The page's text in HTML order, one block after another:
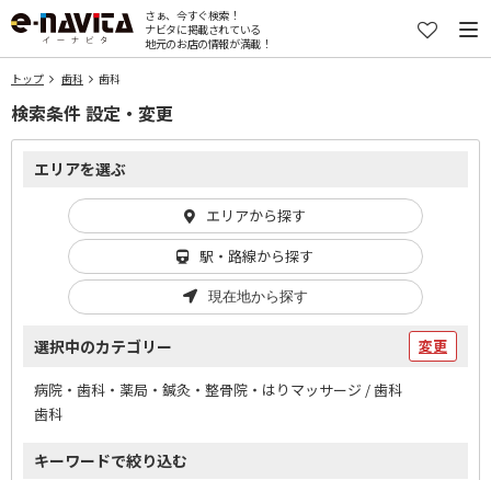
さぁ、今すぐ検索！
ナビタに掲載されている
地元のお店の情報が満載！
トップ 歯科 歯科
検索条件 設定・変更
エリアを選ぶ
エリアから探す
駅・路線から探す
現在地から探す
選択中のカテゴリー 変更
病院・歯科・薬局・鍼灸・整骨院・はりマッサージ / 歯科
歯科
キーワードで絞り込む